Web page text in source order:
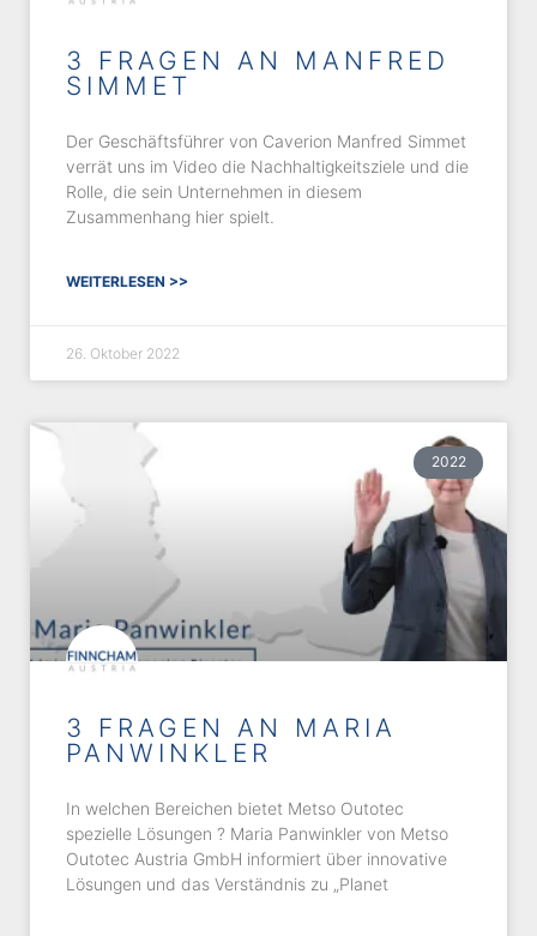
3 FRAGEN AN MANFRED
SIMMET
Der Geschäftsführer von Caverion Manfred Simmet
verrät uns im Video die Nachhaltigkeitsziele und die
Rolle, die sein Unternehmen in diesem
Zusammenhang hier spielt.
WEITERLESEN >>
26. Oktober 2022
2022
3 FRAGEN AN MARIA
PANWINKLER
In welchen Bereichen bietet Metso Outotec
spezielle Lösungen ? Maria Panwinkler von Metso
Outotec Austria GmbH informiert über innovative
Lösungen und das Verständnis zu „Planet